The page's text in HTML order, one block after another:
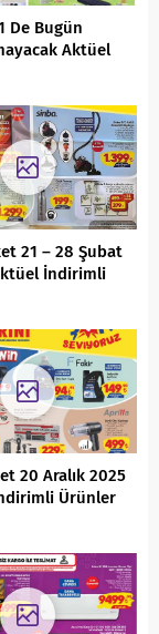
De Bugün
Aktüel
21 – 28 Şubat
İndirimli
20 Aralık 2025
Ürünler